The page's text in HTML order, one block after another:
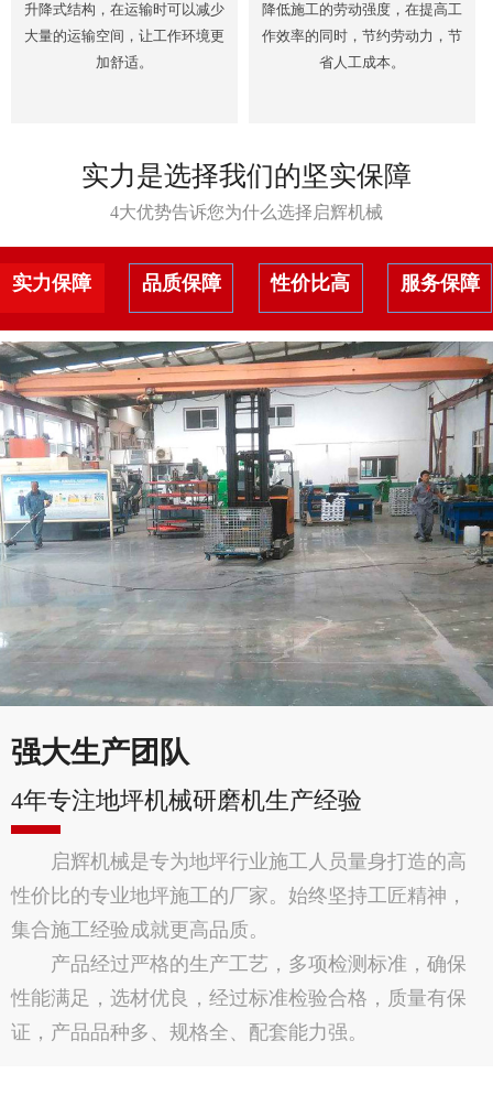
升降式结构，在运输时可以减少
大量的运输空间，让工作环境更
加舒适。
降低施工的劳动强度，在提高工
作效率的同时，节约劳动力，节
省人工成本。
实力是选择我们的坚实保障
4大优势告诉您为什么选择启辉机械
实力保障 品质保障 性价比高 服务保障
强大生产团队
4年专注地坪机械研磨机生产经验
启辉机械是专为地坪行业施工人员量身打造的高
性价比的专业地坪施工的厂家。始终坚持工匠精神，
集合施工经验成就更高品质。
产品经过严格的生产工艺，多项检测标准，确保
性能满足，选材优良，经过标准检验合格，质量有保
证，产品品种多、规格全、配套能力强。